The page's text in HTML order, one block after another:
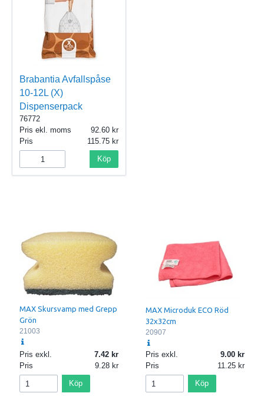
Brabantia Avfallspåse
10-12L (X)
Dispenserpack
76772
Pris ekl. moms
92.60
Pris
115.75
Köp
MAX Skursvamp med Grepp
Grön
21003
Pris exkl.
7.42
Pris
9.28
Köp
MAX Microduk ECO Röd
32x32cm
20907
Pris exkl.
9.00
Pris
11.25
Köp